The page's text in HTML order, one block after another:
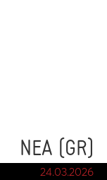
(GR) ΝΕΑ
24.03.2026